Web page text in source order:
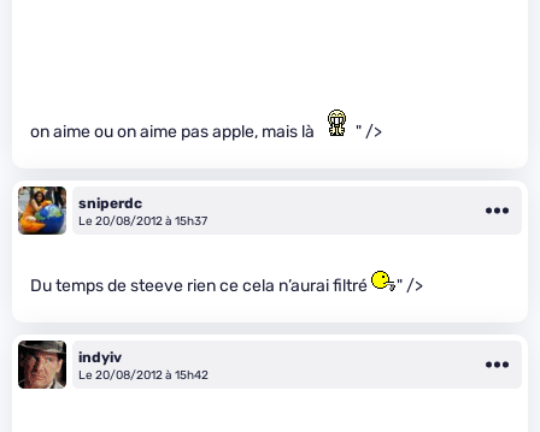
on aime ou on aime pas apple, mais là " />
sniperdc
Le 20/08/2012 à 15h37
Du temps de steeve rien ce cela n’aurai filtré " />
indyiv
Le 20/08/2012 à 15h42